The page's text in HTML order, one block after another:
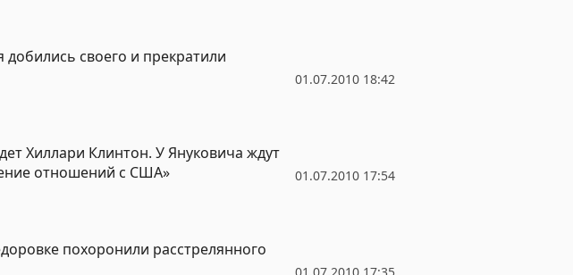
01.07.2010 18:42
добились своего и прекратили
01.07.2010 17:54
Хиллари Клинтон. У Януковича ждут
отношений с США»
похоронили расстрелянного